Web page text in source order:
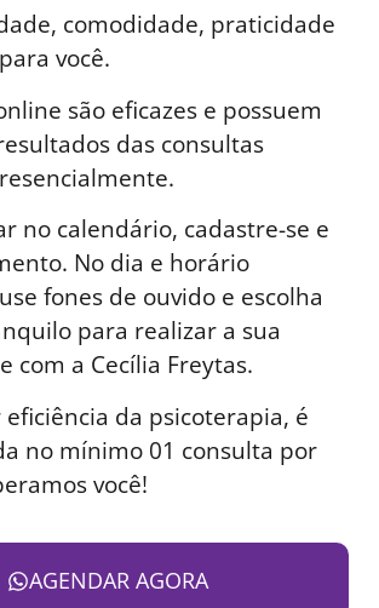
comodidade, praticidade
você.
são eficazes e possuem
das consultas
no calendário, cadastre-se e
No dia e horário
fones de ouvido e escolha
para realizar a sua
com a Cecília Freytas.
da psicoterapia, é
no mínimo 01 consulta por
você!
AGENDAR AGORA